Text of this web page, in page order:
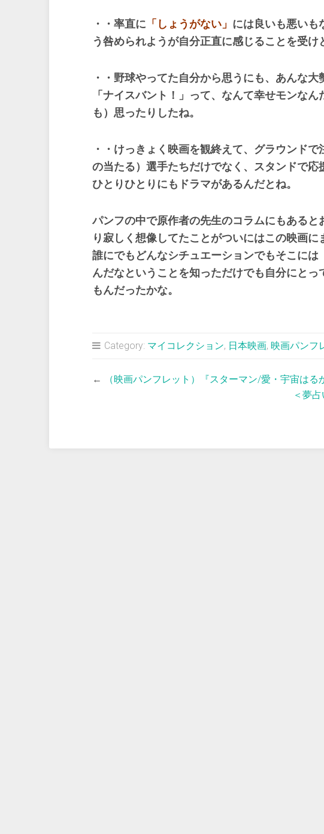
・・率直に 「しょうがない」 には良いも悪いも
う咎められようが自分正直に感じることを受け
・・野球やってた自分から思うにも、あんな
「ナイスバント！」って、なんて幸せモンな
も）思ったりしたね。
・・けっきょく映画を観終えて、グラウンド
の当たる）選手たちだけでなく、スタンドで応
ひとりひとりにもドラマがあるんだとね。
パンフの中で原作者の先生のコラムにもある
り寂しく想像してたことがついにはこの映画
誰にでもどんなシチュエーションでもそこには
んだなということを知っただけでも自分にと
もんだったかな。
Category: マイコレクション, 日本映画, 映画パンフ
←
（映画パンフレット）『スターマン/愛・宇宙はる
＜夢